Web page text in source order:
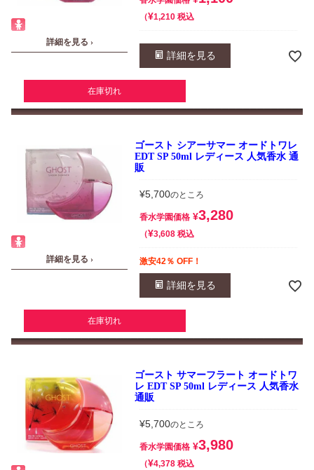
詳細を見る ›
¥1,210 税込
詳細を見る
在庫切れ
詳細を見る ›
ゴースト シアーサマー オードトワレ
EDT SP 50ml レディース 人気香水 通
販
¥5,700のところ
香水学園価格 ¥3,280
¥3,608 税込
激安42％ OFF！
詳細を見る
在庫切れ
ゴースト サマーフラート オードトワ
レ EDT SP 50ml レディース 人気香水
通販
¥5,700のところ
香水学園価格 ¥3,980
¥4,378 税込